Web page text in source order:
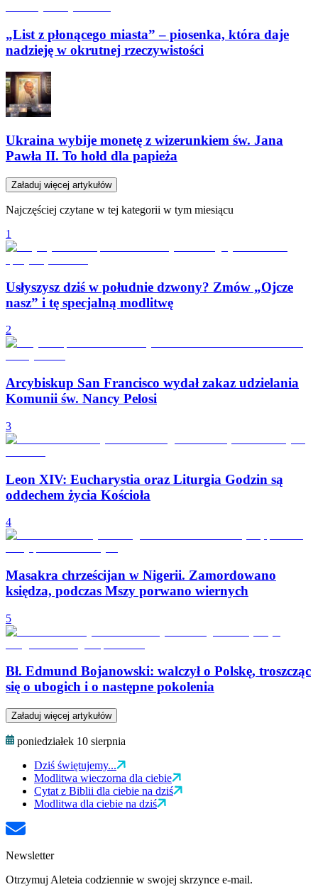
„List z płonącego miasta” – piosenka, która daje
nadzieję w okrutnej rzeczywistości
Ukraina wybije monetę z wizerunkiem św. Jana
Pawła II. To hołd dla papieża
Załaduj więcej artykułów
Najczęściej czytane w tej kategorii w tym miesiącu
1
Usłyszysz dziś w południe dzwony? Zmów „Ojcze
nasz” i tę specjalną modlitwę
2
Arcybiskup San Francisco wydał zakaz udzielania
Komunii św. Nancy Pelosi
3
Leon XIV: Eucharystia oraz Liturgia Godzin są
oddechem życia Kościoła
4
Masakra chrześcijan w Nigerii. Zamordowano
księdza, podczas Mszy porwano wiernych
5
Bł. Edmund Bojanowski: walczył o Polskę, troszcząc
się o ubogich i o następne pokolenia
Załaduj więcej artykułów
poniedziałek 10 sierpnia
Dziś świętujemy...
Modlitwa wieczorna dla ciebie
Cytat z Biblii dla ciebie na dziś
Modlitwa dla ciebie na dziś
Newsletter
Otrzymuj Aleteia codziennie w swojej skrzynce e-mail.